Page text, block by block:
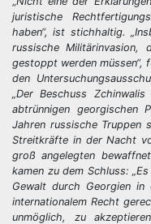
juristische
haben“, ist stichhaltig.
russische
gestoppt werden müssen“,
den
„Der Beschuss
abtrünnigen georgischen
Jahren russische Truppen
Streitkräfte in der Nacht
groß angelegten
kamen zu dem Schluss:
Gewalt durch Georgien
internationalem Recht
unmöglich, zu